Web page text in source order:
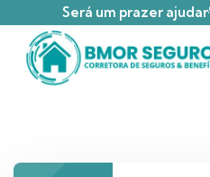
Será um prazer ajudar